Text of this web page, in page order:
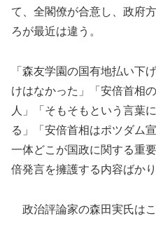
て、全閣僚が合意し、政府
ろが最近は違う。
「森友学園の国有地払い下
けはなかった」「安倍首相
人」「そもそもという言葉
る」「安倍首相はポツダム
一体どこが国政に関する重
倍発言を擁護する内容ばかり
政治評論家の森田実氏はこ